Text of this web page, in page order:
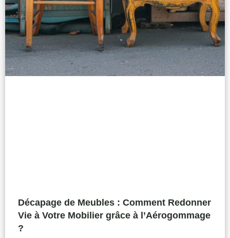
Décapage de Meubles : Comment Redonner
Vie à Votre Mobilier grâce à l’Aérogommage
?